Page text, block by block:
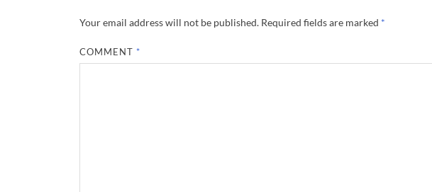
Your email address will not be published. Required fields are marked *
COMMENT *